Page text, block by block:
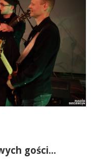
gości...